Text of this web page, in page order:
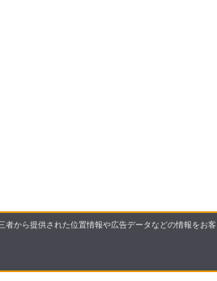
から提供された位置情報や広告データなどの情報をお